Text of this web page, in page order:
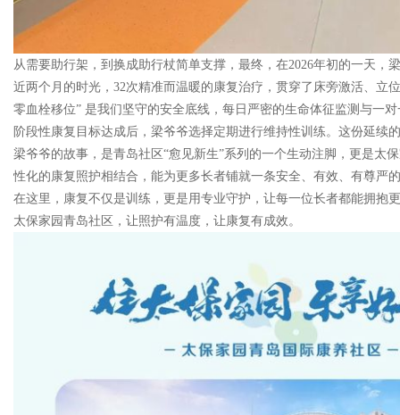
从需要助行架，到换成助行杖简单支撑，最终，在2026年初的一天
近两个月的时光，32次精准而温暖的康复治疗，贯穿了床旁激活、立
零血栓移位” 是我们坚守的安全底线，每日严密的生命体征监测与一
阶段性康复目标达成后，梁爷爷选择定期进行维持性训练。这份延续
梁爷爷的故事，是青岛社区“愈见新生”系列的一个生动注脚，更是太
性化的康复照护相结合，能为更多长者铺就一条安全、有效、有尊严
在这里，康复不仅是训练，更是用专业守护，让每一位长者都能拥抱
太保家园青岛社区，让照护有温度，让康复有成效。